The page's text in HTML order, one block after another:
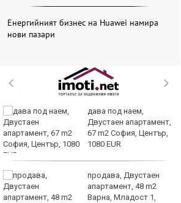
Енергийният бизнес на Huawei намира
нови пазари
дава под наем,
Двустаен апартамент,
67 m2 София, Център,
1080 EUR
продава, Двустаен
апартамент, 48 m2
Варна, Младост 1,